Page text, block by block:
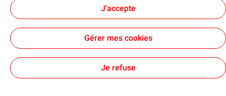
Actionnaires individuels
Plan du site
techniques nécessaires au bon fonctionnement du site
seront utilisés. Pour plus d’informations, vous pouvez
consulter la page « Charte de données personnelles et
traceurs ».
J'accepte
Gérer mes cookies
Je refuse